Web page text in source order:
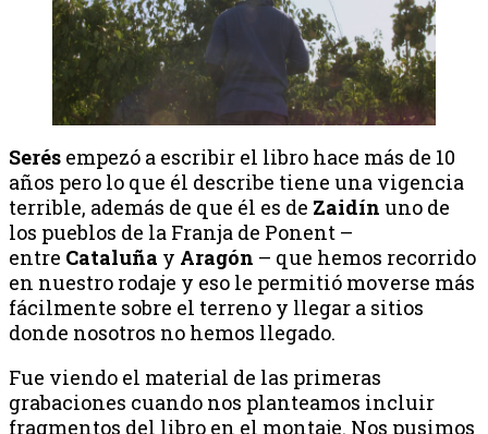
Serés empezó a escribir el libro hace más de 10
años pero lo que él describe tiene una vigencia
terrible, además de que él es de Zaidín uno de
los pueblos de la Franja de Ponent –
entre Cataluña y Aragón – que hemos recorrido
en nuestro rodaje y eso le permitió moverse más
fácilmente sobre el terreno y llegar a sitios
donde nosotros no hemos llegado.
Fue viendo el material de las primeras
grabaciones cuando nos planteamos incluir
fragmentos del libro en el montaje. Nos pusimos